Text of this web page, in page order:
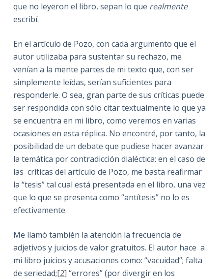
que no leyeron el libro, sepan lo que realmente
escribí.
En el artículo de Pozo, con cada argumento que el
autor utilizaba para sustentar su rechazo, me
venían a la mente partes de mi texto que, con ser
simplemente leídas, serían suficientes para
responderle. O sea, gran parte de sus críticas puede
ser respondida con sólo citar textualmente lo que ya
se encuentra en mi libro, como veremos en varias
ocasiones en esta réplica. No encontré, por tanto, la
posibilidad de un debate que pudiese hacer avanzar
la temática por contradicción dialéctica: en el caso de
las críticas del artículo de Pozo, me basta reafirmar
la “tesis” tal cual está presentada en el libro, una vez
que lo que se presenta como “antítesis” no lo es
efectivamente.
Me llamó también la atención la frecuencia de
adjetivos y juicios de valor gratuitos. El autor hace a
mi libro juicios y acusaciones como: “vacuidad”; falta
de seriedad;[2] “errores” (por divergir en los